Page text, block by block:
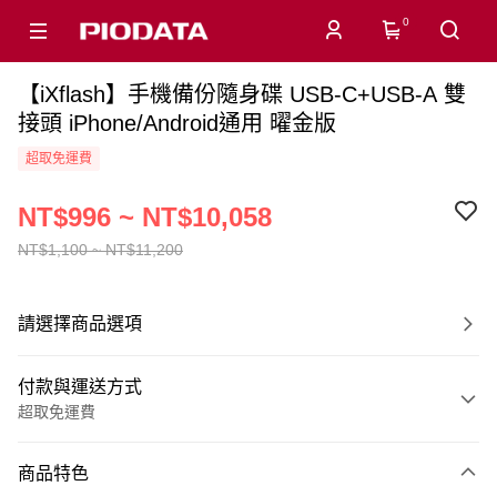
0
【iXflash】手機備份隨身碟 USB-C+USB-A 雙
接頭 iPhone/Android通用 曜金版
超取免運費
NT$1,100 ~ NT$11,200
NT$996 ~ NT$10,058
請選擇商品選項
付款與運送方式
超取免運費
信用卡一次付款
商品特色